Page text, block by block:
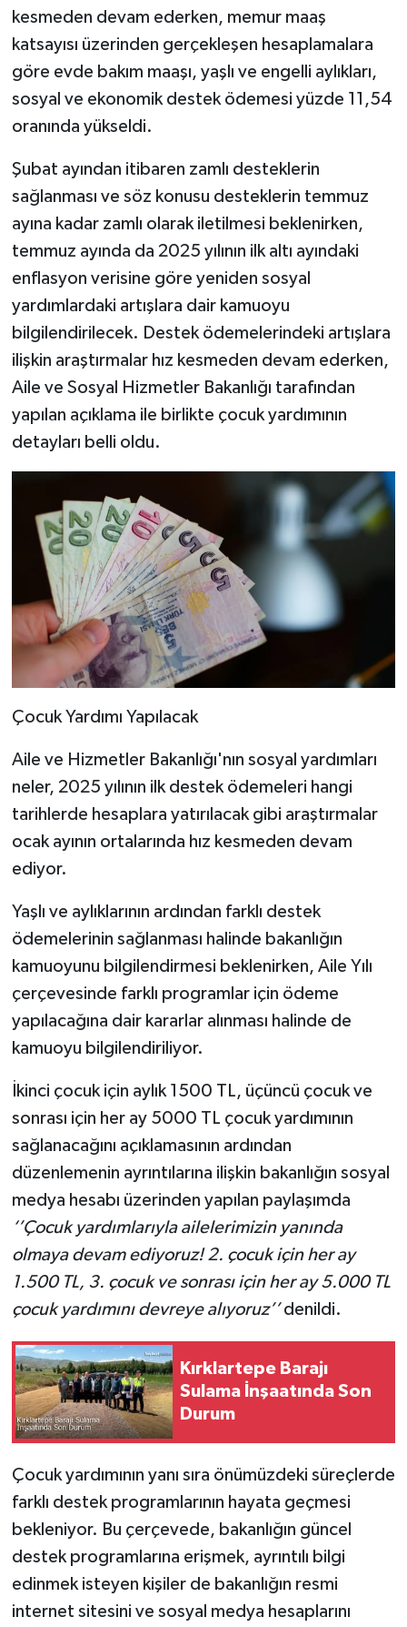
kesmeden devam ederken, memur maaş
katsayısı üzerinden gerçekleşen hesaplamalara
göre evde bakım maaşı, yaşlı ve engelli aylıkları,
sosyal ve ekonomik destek ödemesi yüzde 11,54
oranında yükseldi.
Şubat ayından itibaren zamlı desteklerin
sağlanması ve söz konusu desteklerin temmuz
ayına kadar zamlı olarak iletilmesi beklenirken,
temmuz ayında da 2025 yılının ilk altı ayındaki
enflasyon verisine göre yeniden sosyal
yardımlardaki artışlara dair kamuoyu
bilgilendirilecek. Destek ödemelerindeki artışlara
ilişkin araştırmalar hız kesmeden devam ederken,
Aile ve Sosyal Hizmetler Bakanlığı tarafından
yapılan açıklama ile birlikte çocuk yardımının
detayları belli oldu.
Çocuk Yardımı Yapılacak
Aile ve Hizmetler Bakanlığı'nın sosyal yardımları
neler, 2025 yılının ilk destek ödemeleri hangi
tarihlerde hesaplara yatırılacak gibi araştırmalar
ocak ayının ortalarında hız kesmeden devam
ediyor.
Yaşlı ve aylıklarının ardından farklı destek
ödemelerinin sağlanması halinde bakanlığın
kamuoyunu bilgilendirmesi beklenirken, Aile Yılı
çerçevesinde farklı programlar için ödeme
yapılacağına dair kararlar alınması halinde de
kamuoyu bilgilendiriliyor.
İkinci çocuk için aylık 1500 TL, üçüncü çocuk ve
sonrası için her ay 5000 TL çocuk yardımının
sağlanacağını açıklamasının ardından
düzenlemenin ayrıntılarına ilişkin bakanlığın sosyal
medya hesabı üzerinden yapılan paylaşımda
‘’Çocuk yardımlarıyla ailelerimizin yanında
olmaya devam ediyoruz! 2. çocuk için her ay
1.500 TL, 3. çocuk ve sonrası için her ay 5.000 TL
çocuk yardımını devreye alıyoruz’’denildi.
Kırklartepe Barajı
Sulama İnşaatında Son
Durum
Çocuk yardımının yanı sıra önümüzdeki süreçlerde
farklı destek programlarının hayata geçmesi
bekleniyor. Bu çerçevede, bakanlığın güncel
destek programlarına erişmek, ayrıntılı bilgi
edinmek isteyen kişiler de bakanlığın resmi
internet sitesini ve sosyal medya hesaplarını